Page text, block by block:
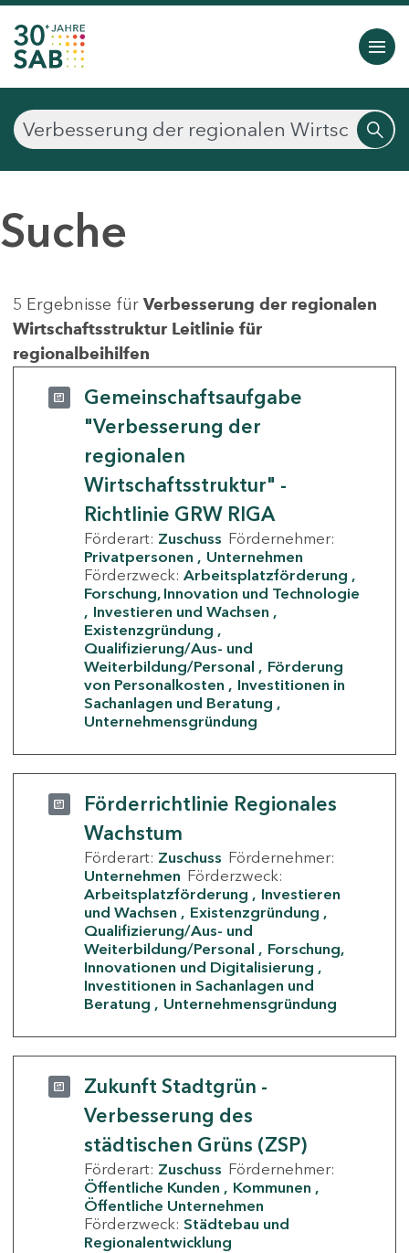
Suche
5 Ergebnisse für Verbesserung der regionalen
Wirtschaftsstruktur Leitlinie für
regionalbeihilfen
Gemeinschaftsaufgabe
"Verbesserung der
regionalen
Wirtschaftsstruktur" -
Richtlinie GRW RIGA
Förderart: Zuschuss Fördernehmer:
Privatpersonen
Unternehmen
Förderzweck: Arbeitsplatzförderung
Forschung, Innovation und Technologie
Investieren und Wachsen
Existenzgründung
Qualifizierung/Aus- und
Weiterbildung/Personal
Förderung
von Personalkosten
Investitionen in
Sachanlagen und Beratung
Unternehmensgründung
Förderrichtlinie Regionales
Wachstum
Förderart: Zuschuss Fördernehmer:
Unternehmen Förderzweck:
Arbeitsplatzförderung
Investieren
und Wachsen
Existenzgründung
Qualifizierung/Aus- und
Weiterbildung/Personal
Forschung,
Innovationen und Digitalisierung
Investitionen in Sachanlagen und
Beratung
Unternehmensgründung
Zukunft Stadtgrün -
Verbesserung des
städtischen Grüns (ZSP)
Förderart: Zuschuss Fördernehmer:
Öffentliche Kunden
Kommunen
Öffentliche Unternehmen
Förderzweck: Städtebau und
Regionalentwicklung